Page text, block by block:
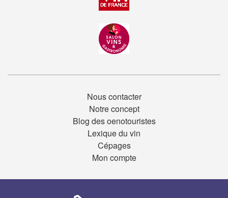
Nous contacter
Notre concept
Blog des oenotouristes
Lexique du vin
Cépages
Mon compte